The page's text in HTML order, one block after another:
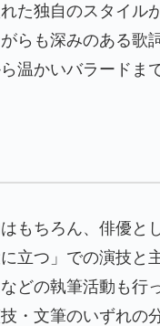
た独自のスタイル
らも深みのある
温かいバラードま
もちろん、俳優と
立つ」での演技と
どの執筆活動も行
・文筆のいずれの